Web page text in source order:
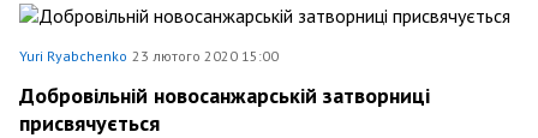
Yuri Ryabchenko 23 лютого 2020 15:00
Добровільній новосанжарській затворниці
присвячується